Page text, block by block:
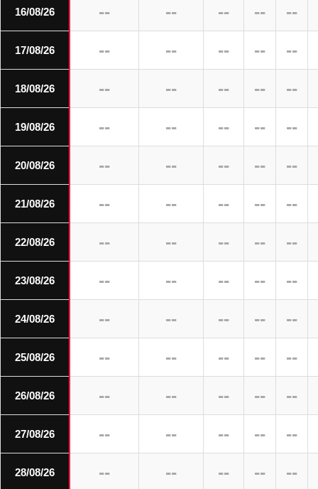
16/08/26 -- -- -- -- --
17/08/26 -- -- -- -- --
18/08/26 -- -- -- -- --
19/08/26 -- -- -- -- --
20/08/26 -- -- -- -- --
21/08/26 -- -- -- -- --
22/08/26 -- -- -- -- --
23/08/26 -- -- -- -- --
24/08/26 -- -- -- -- --
25/08/26 -- -- -- -- --
26/08/26 -- -- -- -- --
27/08/26 -- -- -- -- --
28/08/26 -- -- -- -- --